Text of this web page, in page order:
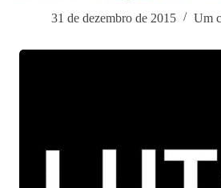
31 de dezembro de 2015
Um